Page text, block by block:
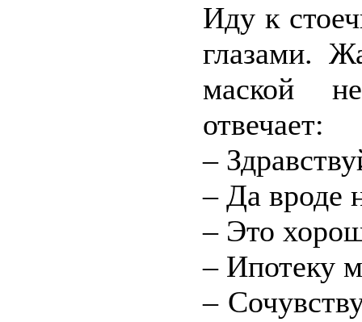
Иду к
глазами.
маской
отвечает:
–
– Да вроде
– Это
– Ипотеку
–